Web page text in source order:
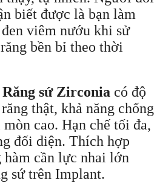
biết được là bạn làm
viêm nướu khi sử
bền bỉ theo thời
Răng sứ Zirconia có độ
thật, khả năng chống
cao. Hạn chế tối đa,
đối diện. Thích hợp
hàm cần lực nhai lớn
sứ trên Implant.